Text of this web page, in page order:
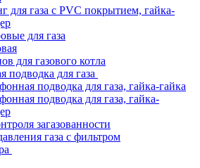
для газа с PVC покрытием, гайка-
для газа
для газового котла
подводка для газа
подводка для газа, гайка-гайка
подводка для газа, гайка-
загазованности
газа с фильтром